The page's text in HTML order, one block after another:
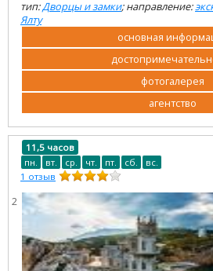
тип:Дворцы и замки; направление:
Ялту
основная
фотогалерея
агентство
2
11,5 часов
пн.
вт. ср. чт. пт. сб.
вс.
1 отзыв